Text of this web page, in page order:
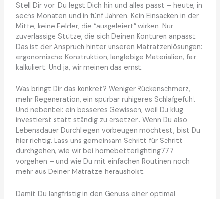
Stell Dir vor, Du legst Dich hin und alles passt – heute, in
sechs Monaten und in fünf Jahren. Kein Einsacken in der
Mitte, keine Felder, die “ausgeleiert” wirken. Nur
zuverlässige Stütze, die sich Deinen Konturen anpasst.
Das ist der Anspruch hinter unseren Matratzenlösungen:
ergonomische Konstruktion, langlebige Materialien, fair
kalkuliert. Und ja, wir meinen das ernst.
Was bringt Dir das konkret? Weniger Rückenschmerz,
mehr Regeneration, ein spürbar ruhigeres Schlafgefühl.
Und nebenbei: ein besseres Gewissen, weil Du klug
investierst statt ständig zu ersetzen. Wenn Du also
Lebensdauer Durchliegen vorbeugen möchtest, bist Du
hier richtig. Lass uns gemeinsam Schritt für Schritt
durchgehen, wie wir bei homebetterlighting777
vorgehen – und wie Du mit einfachen Routinen noch
mehr aus Deiner Matratze herausholst.
Damit Du langfristig in den Genuss einer optimal